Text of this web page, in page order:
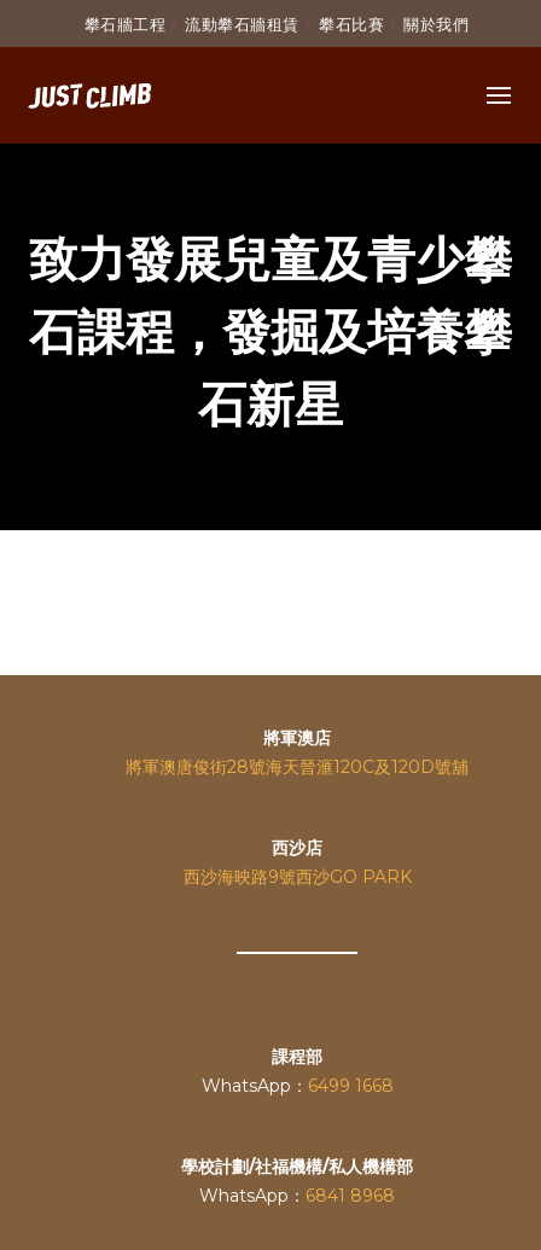
攀石牆工程 流動攀石牆租賃 攀石比賽 關於我們
致力發展兒童及青少攀
石課程，發掘及培養攀
石新星
將軍澳店
將軍澳唐俊街28號海天晉滙120C及120D號舖
西沙店
西沙海映路9號西沙GO PARK
課程部
WhatsApp： 6499 1668
學校計劃/社福機構/私人機構部
WhatsApp： 6841 8968